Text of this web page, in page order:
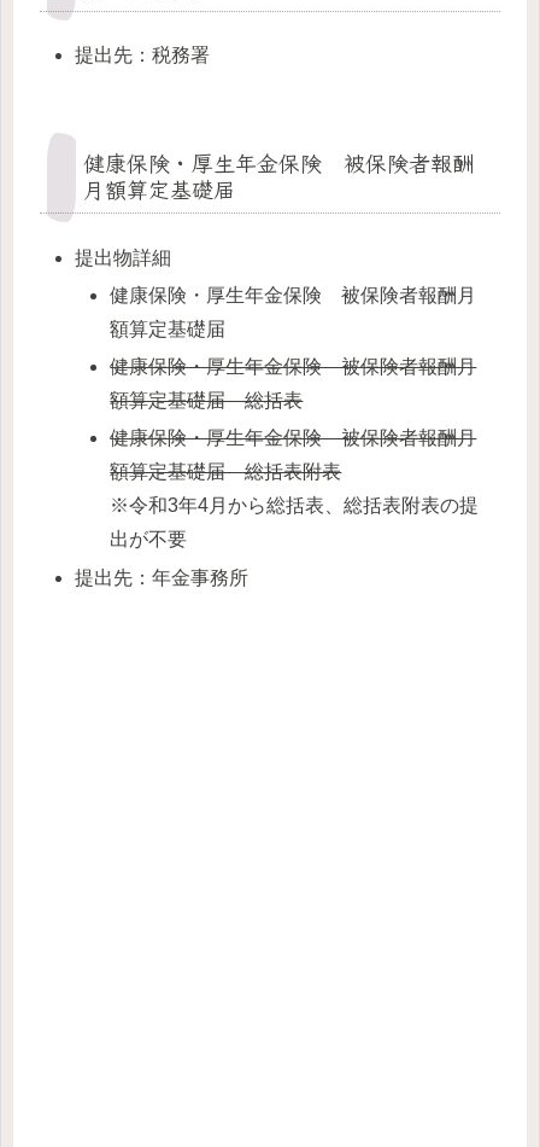
提出先：税務署
健康保険・厚生年金保険 被保険者報酬
月額算定基礎届
提出物詳細
健康保険・厚生年金保険 被保険者報酬月
額算定基礎届
健康保険・厚生年金保険 被保険者報酬月
額算定基礎届 総括表
健康保険・厚生年金保険 被保険者報酬月
額算定基礎届 総括表附表
※令和3年4月から総括表、総括表附表の提
出が不要
提出先：年金事務所